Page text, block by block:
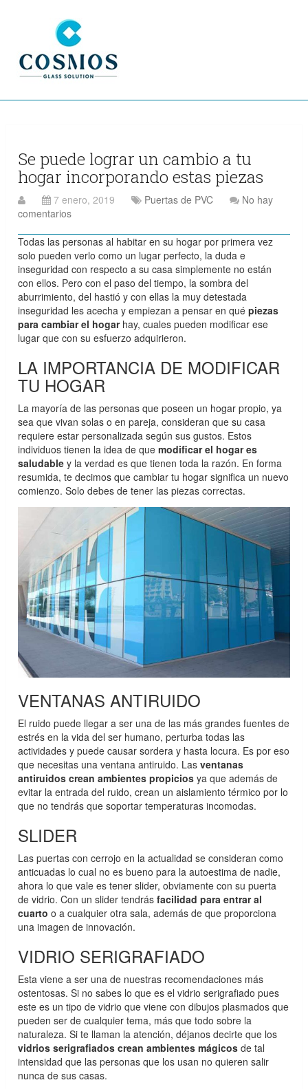
Se puede lograr un cambio a tu
hogar incorporando estas piezas
7 enero, 2019 Puertas de PVC
No hay
comentarios
Todas las personas al habitar en su hogar por primera vez
solo pueden verlo como un lugar perfecto, la duda e
inseguridad con respecto a su casa simplemente no están
con ellos. Pero con el paso del tiempo, la sombra del
aburrimiento, del hastió y con ellas la muy detestada
inseguridad les acecha y empiezan a pensar en quépiezas
para cambiar el hogar hay, cuales pueden modificar ese
lugar que con su esfuerzo adquirieron.
LA IMPORTANCIA DE MODIFICAR
TU HOGAR
La mayoría de las personas que poseen un hogar propio, ya
sea que vivan solas o en pareja, consideran que su casa
requiere estar personalizada según sus gustos. Estos
individuos tienen la idea de quemodificar el hogar es
saludabley la verdad es que tienen toda la razón. En forma
resumida, te decimos que cambiar tu hogar significa un nuevo
comienzo. Solo debes de tener las piezas correctas.
VENTANAS ANTIRUIDO
El ruido puede llegar a ser una de las más grandes fuentes de
estrés en la vida del ser humano, perturba todas las
actividades y puede causar sordera y hasta locura. Es por eso
que necesitas una ventana antiruido. Lasventanas
antiruidos crean ambientes propiciosya que además de
evitar la entrada del ruido, crean un aislamiento térmico por lo
que no tendrás que soportar temperaturas incomodas.
SLIDER
Las puertas con cerrojo en la actualidad se consideran como
anticuadas lo cual no es bueno para la autoestima de nadie,
ahora lo que vale es tener slider, obviamente con su puerta
de vidrio. Con un slider tendrásfacilidad para entrar al
cuartoo a cualquier otra sala, además de que proporciona
una imagen de innovación.
VIDRIO SERIGRAFIADO
Esta viene a ser una de nuestras recomendaciones más
ostentosas. Si no sabes lo que es el vidrio serigrafiado pues
este es un tipo de vidrio que viene con dibujos plasmados que
pueden ser de cualquier tema, más que todo sobre la
naturaleza. Si te llaman la atención, déjanos decirte que los
vidrios serigrafiados crean ambientes mágicos de tal
intensidad que las personas que los usan no quieren salir
nunca de sus casas.